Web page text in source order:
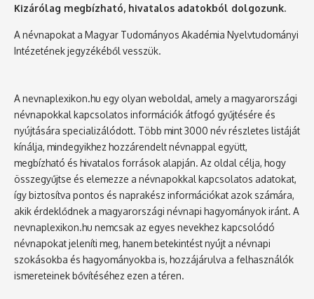
Kizárólag megbízható, hivatalos adatokból dolgozunk.
A névnapokat a Magyar Tudományos Akadémia Nyelvtudományi
Intézetének jegyzékéből vesszük.
A nevnaplexikon.hu egy olyan weboldal, amely a magyarországi
névnapokkal kapcsolatos információk átfogó gyűjtésére és
nyújtására specializálódott. Több mint 3000 név részletes listáját
kínálja, mindegyikhez hozzárendelt névnappal együtt,
megbízható és hivatalos források alapján. Az oldal célja, hogy
összegyűjtse és elemezze a névnapokkal kapcsolatos adatokat,
így biztosítva pontos és naprakész információkat azok számára,
akik érdeklődnek a magyarországi névnapi hagyományok iránt. A
nevnaplexikon.hu nemcsak az egyes nevekhez kapcsolódó
névnapokat jeleníti meg, hanem betekintést nyújt a névnapi
szokásokba és hagyományokba is, hozzájárulva a felhasználók
ismereteinek bővítéséhez ezen a téren.